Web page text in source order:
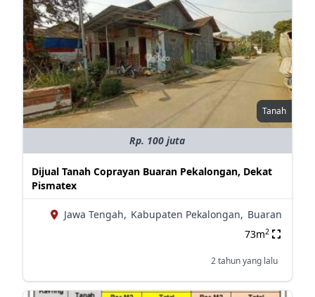
Tanah
Rp. 100 juta
Dijual Tanah Coprayan Buaran Pekalongan, Dekat
Pismatex
Jawa Tengah, Kabupaten Pekalongan, Buaran
73m2
2 tahun yang lalu